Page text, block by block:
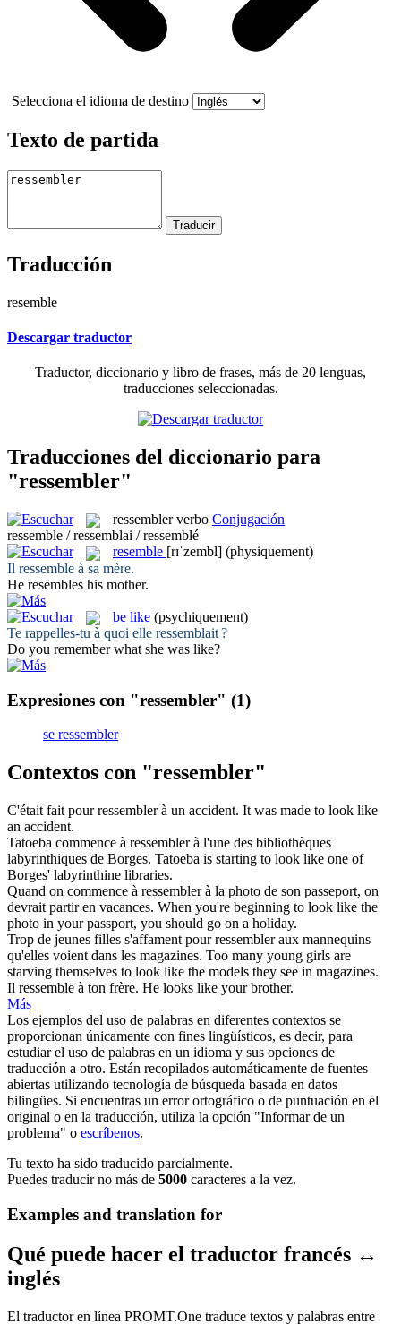
Selecciona el idioma de destino
Texto de partida
Traducción
resemble
Descargar traductor
Traductor, diccionario y libro de frases, más de 20 lenguas,
traducciones seleccionadas.
Traducciones del diccionario para
"ressembler"
ressembler verbo Conjugación
ressemble / ressemblai / ressemblé
resemble [rɪˈzembl] (physiquement)
Il ressemble à sa mère.
He resembles his mother.
be like (psychiquement)
Te rappelles-tu à quoi elle ressemblait?
Do you remember what she was like?
Expresiones con "ressembler" (1)
se ressembler
Contextos con "ressembler"
C'était fait pourressemblerà un accident. It was made to look like
an accident.
Tatoeba commence à ressemblerà l'une des bibliothèques
labyrinthiques de Borges. Tatoeba is starting to look like one of
Borges' labyrinthine libraries.
Quand on commence à ressemblerà la photo de son passeport, on
devrait partir en vacances. When you're beginning to look like the
photo in your passport, you should go on a holiday.
Trop de jeunes filles s'affament pourressembleraux mannequins
qu'elles voient dans les magazines. Too many young girls are
starving themselves to look like the models they see in magazines.
Il ressemble à ton frère. He looks like your brother.
Más
Los ejemplos del uso de palabras en diferentes contextos se
proporcionan únicamente con fines lingüísticos, es decir, para
estudiar el uso de palabras en un idioma y sus opciones de
traducción a otro. Están recopilados automáticamente de fuentes
abiertas utilizando tecnología de búsqueda basada en datos
bilingües. Si encuentras un error ortográfico o de puntuación en el
original o en la traducción, utiliza la opción "Informar de un
problema" o escríbenos.
Tu texto ha sido traducido parcialmente.
Puedes traducir no más de 5000 caracteres a la vez.
Examples and translation for
Qué puede hacer el traductor francés ↔
inglés
El traductor en línea PROMT.One traduce textos y palabras entre